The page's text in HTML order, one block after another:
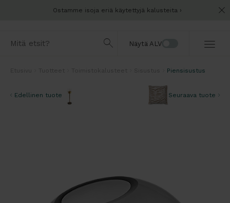
Ostamme isoja eriä käytettyjä kalusteita
Näytä ALV
Piensisustus
Edellinen tuote Seuraava tuote